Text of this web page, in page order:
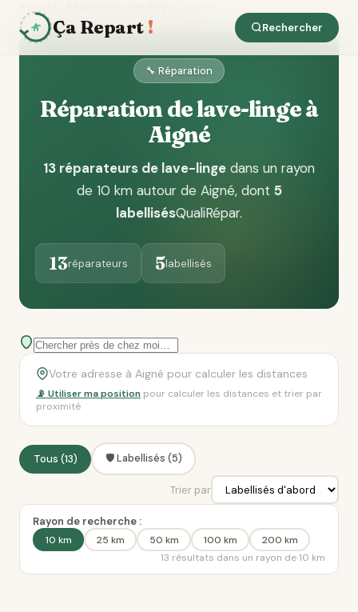
Ça Repart ! Rechercher
🔧 Réparation
Réparation de lave-linge à
Aigné
13 réparateurs de lave-linge dans un rayon
de 10 km autour de Aigné, dont 5
labellisésQualiRépar.
13réparateurs 5labellisés
📡 Utiliser ma position pour calculer les distances et trier par
proximité
Tous (13) 🛡️ Labellisés (5)
Trier par
Rayon de recherche :
10 km 25 km 50 km 100 km
200 km
13 résultats dans un rayon de 10 km